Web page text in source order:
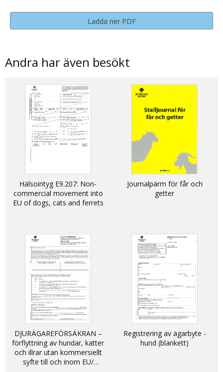
Ladda ner PDF
Andra har även besökt
Hälsointyg E9.207: Non-
commercial movement into
EU of dogs, cats and ferrets
Journalpärm för får och
getter
DJURÄGAREFÖRSÄKRAN –
förflyttning av hundar, katter
och illrar utan kommersiellt
syfte till och inom EU/
Registrering av ägarbyte -
hund (blankett)